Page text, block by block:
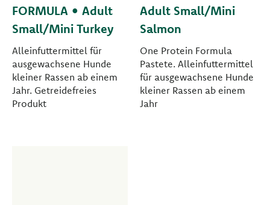
FORMULA • Adult
Small/Mini Turkey
Alleinfuttermittel für
ausgewachsene Hunde
kleiner Rassen ab einem
Jahr. Getreidefreies
Produkt
Adult Small/Mini
Salmon
One Protein Formula
Pastete. Alleinfuttermittel
für ausgewachsene Hunde
kleiner Rassen ab einem
Jahr